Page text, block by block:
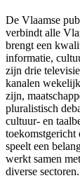
De Vlaamse
verbindt alle
brengt een
informatie,
zijn drie
kanalen
zijn,
pluralistisch
cultuur- en
toekomstgericht
speelt een
werkt samen
diverse